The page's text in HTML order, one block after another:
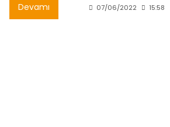
Devamı 07/06/2022 15:58